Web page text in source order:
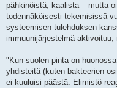
pähkinöistä, kaalista – mutta
todennäköisesti tekemisissä
systeemisen tulehduksen
immuunijärjestelmä
"Kun suolen pinta on
yhdisteitä (kuten bakteerien
ei kuuluisi päästä. Elimistö